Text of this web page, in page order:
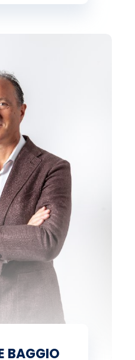
BAGGIO